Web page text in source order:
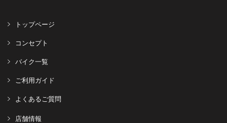
トップページ
コンセプト
バイク一覧
ご利用ガイド
よくあるご質問
店舗情報